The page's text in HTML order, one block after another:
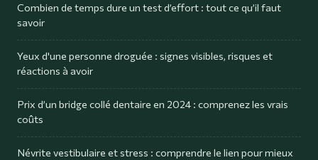
Combien de temps dure un test d’effort : tout ce qu’il faut
savoir
Yeux d'une personne droguée : signes visibles, risques et
réactions à avoir
Prix d’un bridge collé dentaire en 2024 : comprenez les vrais
coûts
Névrite vestibulaire et stress : comprendre le lien pour mieux